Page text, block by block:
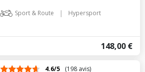
Sport & Route | Hypersport
148,00 €
4.6/5 (198 avis)